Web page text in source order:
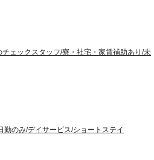
ェックスタッフ/寮・社宅・家賃補助あり/未
勤のみ/デイサービス/ショートステイ